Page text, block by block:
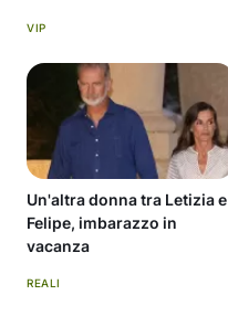
VIP
Un'altra donna tra Letizia e
Felipe, imbarazzo in
vacanza
REALI